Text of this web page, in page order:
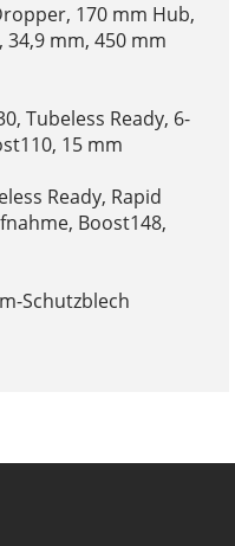
170 mm Hub,
mm, 450 mm
Tubeless Ready, 6-
15 mm
Ready, Rapid
Boost148,
Schutzblech